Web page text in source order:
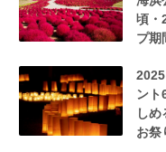
頃・
プ期
ント
し
お祭